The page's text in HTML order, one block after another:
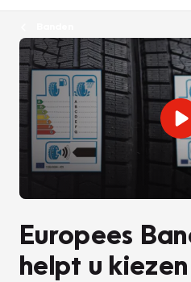
Europees
helpt u kiezen